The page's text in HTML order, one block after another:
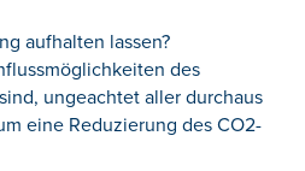
aufhalten lassen?
des
ungeachtet aller durchaus
eine Reduzierung des CO2-